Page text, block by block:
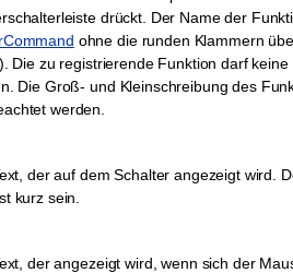
drückt. Der Name der
ohne die runden Klammern
Die zu registrierende Funktion darf
Die Groß- und Kleinschreibung des
werden.
der auf dem Schalter angezeigt wird.
kurz sein.
der angezeigt wird, wenn sich der